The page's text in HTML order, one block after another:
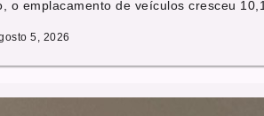
o emplacamento de veículos cresceu
5, 2026